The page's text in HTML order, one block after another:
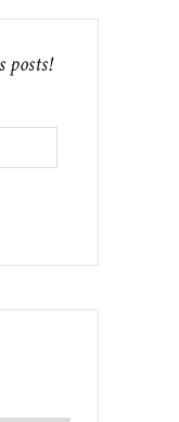
posts!